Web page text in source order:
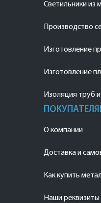
Светильники из
Производство
Изготовление
Изготовление
Изоляция труб
О компании
Доставка и
Как купить
Наши реквизиты